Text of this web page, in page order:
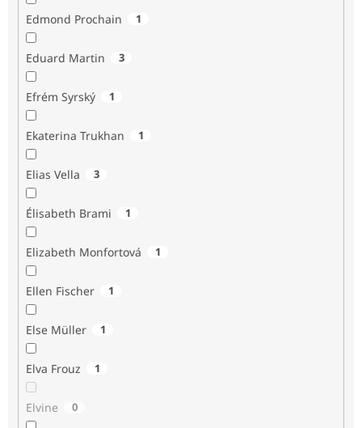
Edmond Prochain 1
Eduard Martin 3
Efrém Syrský 1
Ekaterina Trukhan 1
Elias Vella 3
Élisabeth Brami 1
Elizabeth Monfortová 1
Ellen Fischer 1
Else Müller 1
Elva Frouz 1
Elvine 0